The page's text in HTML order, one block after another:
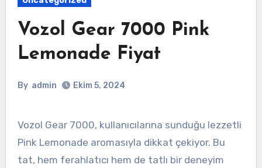
Vozol Gear 7000 Pink
Lemonade Fiyat
By admin Ekim 5, 2024
Vozol Gear 7000, kullanıcılarına sunduğu lezzetli
Pink Lemonade aromasıyla dikkat çekiyor. Bu
tat, hem ferahlatıcı hem de tatlı bir deneyim